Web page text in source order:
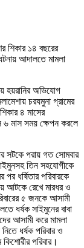
শিকার ১৪ বছরের
আদালতে মামলা
হয়রানির অভিযোগ
চরযমুনা গ্রামের
৪ মাসের
৬ মাস সময় ক্ষেপন করলে
সটকে পরায় গত সোমবার
সাইমুনসহ তিন সহযোগীকে
পর ধর্ষিতার পরিবারকে
আটকে রেখে মারধর ও
৫ জনকে আসামী
ধর্ষক সাইমুনের বাবা
আসামী করে মামলা
ধর্ষক পরিবার ও
পরিবার।